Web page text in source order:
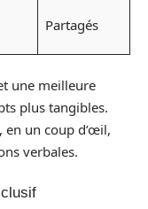
Partagés
une meilleure
plus tangibles.
en un coup d’œil,
verbales.